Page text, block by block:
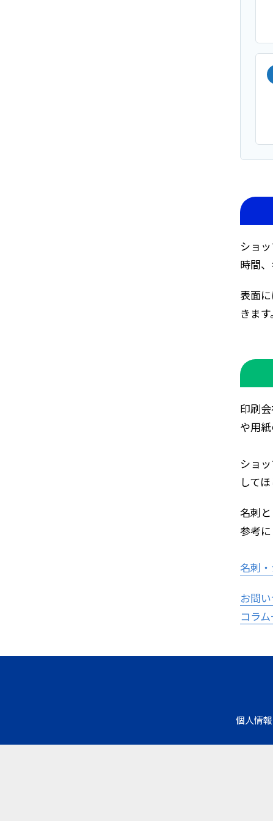
ショ
時間
表面
きま
印刷
や用
ショ
して
名刺
参考
名刺
お問
コラ
個人情